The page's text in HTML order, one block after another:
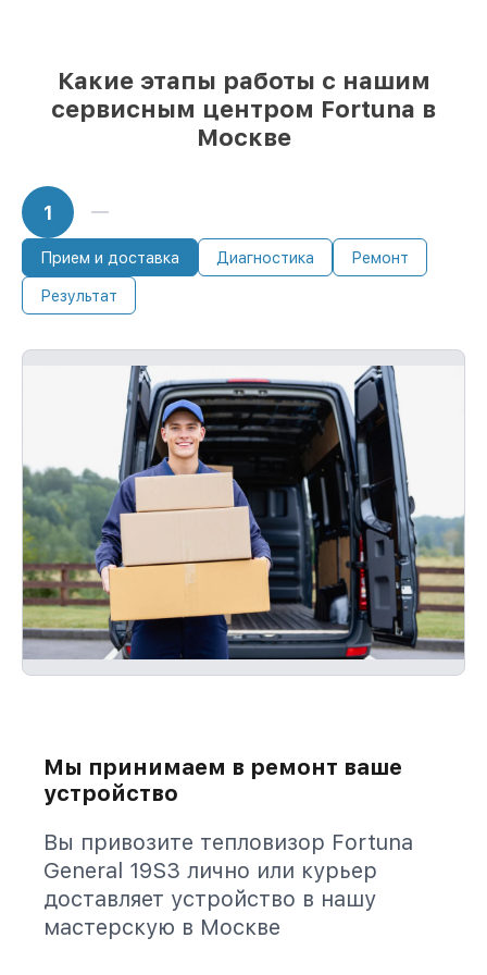
Какие этапы работы с нашим
сервисным центром Fortuna в
Москве
1
Прием и доставка Диагностика Ремонт
Результат
Мы принимаем в ремонт ваше
устройство
Вы привозите тепловизор Fortuna
General 19S3 лично или курьер
доставляет устройство в нашу
мастерскую в Москве